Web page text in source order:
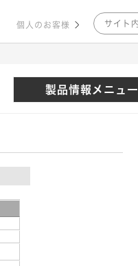
個人のお客様
製品情報メニュー